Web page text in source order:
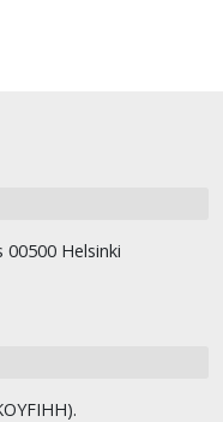
00500 Helsinki